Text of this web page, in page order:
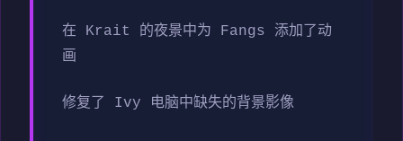
在 Krait 的夜景中为 Fangs 添加了动
画
修复了 Ivy 电脑中缺失的背景影像